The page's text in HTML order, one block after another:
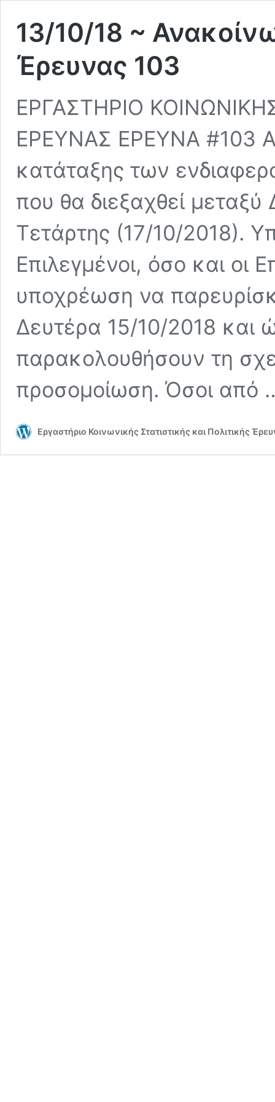
13/10/18 ~
Έρευνας 103
ΕΡΓΑΣΤΗΡΙΟ
ΕΡΕΥΝΑΣ ΕΡΕΥΝΑ #103
κατάταξης των
που θα διεξαχθεί
Τετάρτης (17/10/2018).
Επιλεγμένοι, όσο και οι
υποχρέωση να
Δευτέρα 15/10/2018 και
παρακολουθήσουν τη
προσομοίωση. Όσοι από
Εργαστήριο Κοινωνικής Στατιστικής και Πολιτικής